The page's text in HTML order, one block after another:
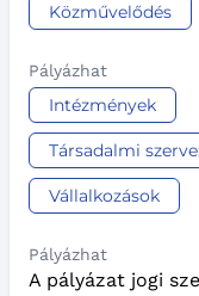
Közművelődés
Pályázhat
Intézmények
Társadalmi
Vállalkozások
Pályázhat
A pályázat jogi